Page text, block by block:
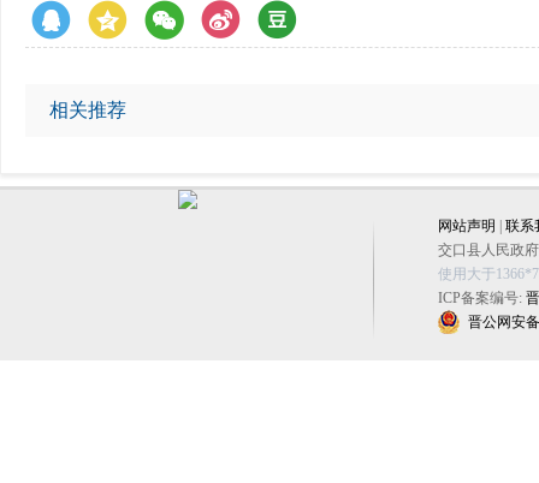
相关推荐
网站声明
联系
交口县人民政
使用大于
ICP备案编号:
晋公网安